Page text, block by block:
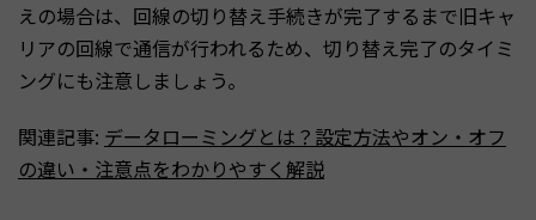
えの場合は、回線の切り替え手続きが完了するまで旧キャ
リアの回線で通信が行われるため、切り替え完了のタイミ
ングにも注意しましょう。
関連記事: データローミングとは？設定方法やオン・オフ
の違い・注意点をわかりやすく解説